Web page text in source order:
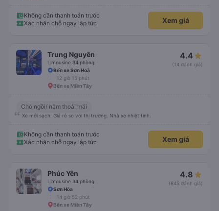
Không cần thanh toán trước
Xác nhận chỗ ngay lập tức
Xem giá
Trung Nguyên
Limousine 34 phòng
4.4
(14 đánh giá)
Bến xe Sơn Hoà
12 giờ 15 phút
Bến xe Miền Tây
Chỗ ngồi/ nằm thoải mái
Xe mới sạch. Giá rẻ so với thị trường. Nhà xe nhiệt tình.
Không cần thanh toán trước
Xác nhận chỗ ngay lập tức
Xem giá
Phúc Yên
Limousine 34 phòng
4.8
(845 đánh giá)
Sơn Hòa
14 giờ 52 phút
Bến xe Miền Tây